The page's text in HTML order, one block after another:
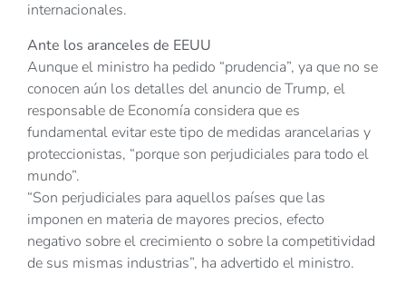
internacionales.
Ante los aranceles de EEUU
Aunque el ministro ha pedido “prudencia”, ya que no se
conocen aún los detalles del anuncio de Trump, el
responsable de Economía considera que es
fundamental evitar este tipo de medidas arancelarias y
proteccionistas, “porque son perjudiciales para todo el
mundo”.
“Son perjudiciales para aquellos países que las
imponen en materia de mayores precios, efecto
negativo sobre el crecimiento o sobre la competitividad
de sus mismas industrias”, ha advertido el ministro.